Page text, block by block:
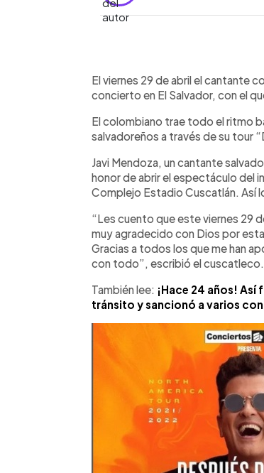
► Escuchar artículo
El viernes 29 de abril el cantante
concierto en El Salvador, con el
El colombiano trae todo el ritmo
salvadoreños a través de su tour
Javi Mendoza, un cantante
honor de abrir el espectáculo del
Complejo Estadio Cuscatlán. Así
“Les cuento que este viernes 29
muy agradecido con Dios por
Gracias a todos los que me han
con todo”, escribió el cuscatleco.
También lee: ¡Hace 24 años! Así
tránsito y sancionó a varios